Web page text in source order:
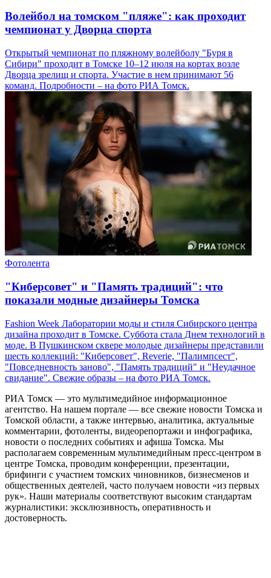
Волейбол на томском "пляже": как проходит
чемпионат у Дворца спорта
Открытый чемпионат по пляжному волейболу "Буря в
Сибири" проходит в Томске 10–12 июля на кортах возле
Дворца зрелищ и спорта. Участие в нем принимают 56
команд. Подробности – на фото РИА Томск.
Фотолента
"Киберсовет" и "Память традиций": что
показали модные дизайнеры Томска
Fashion Week Лаборатории моды и стиля Сибирского центра
дизайна проходит в Томске. Суббота стала Днем технологий в
моде. В Пушкинском сквере молодые дизайнеры представили
шесть коллекций: "Киберсовет", Reverie, "Палимпсест",
"Повседневность заново", "Память традиций" и "Неудачное
свидание". Свежие образы – на фото РИА Томск.
РИА Томск — это мультимедийное информационное
агентство. На нашем портале — все свежие новости Томска и
Томской области, а также интервью, аналитика, актуальные
комментарии, фотоленты, видеорепортажи и инфографика,
новости о последних событиях и афиша Томска. Мы
располагаем современным мультимедийным пресс-центром в
центре Томска, проводим конференции, презентации,
брифинги с участием томских чиновников, бизнесменов и
общественных деятелей, часто получаем новости «из первых
рук». Наши материалы соответствуют высоким стандартам
журналистики: эксклюзивность, оперативность и
достоверность.